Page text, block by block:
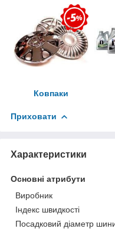
Ковпаки
Приховати
Характеристики
Основні атрибути
Виробник
Індекс швидкості
Посадковий діаметр